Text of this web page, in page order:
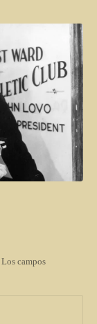
Los campos